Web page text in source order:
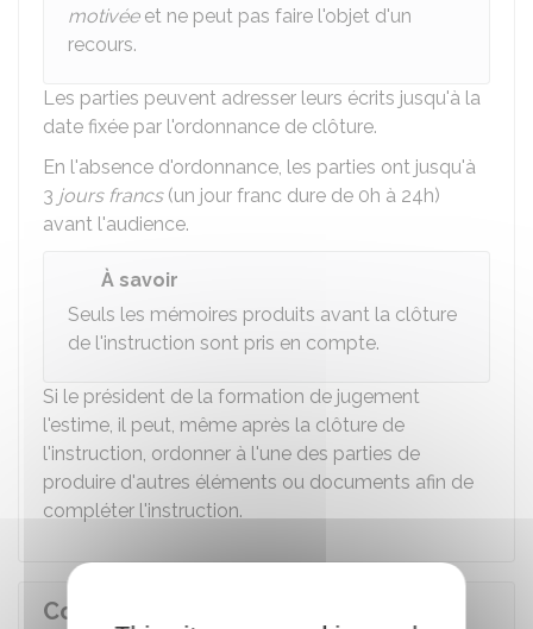
motivéeet ne peut pas faire l'objet d'un
recours.
Les parties peuvent adresser leurs écrits jusqu'à la
date fixée par l'ordonnance de clôture.
En l'absence d'ordonnance, les parties ont jusqu'à
3 jours francs(un jour franc dure de 0h à 24h)
avant l'audience.
À savoir
Seuls les mémoires produits avant la clôture
de l'instruction sont pris en compte.
Si le président de la formation de jugement
l'estime, il peut, même après la clôture de
l'instruction, ordonner à l'une des parties de
produire d'autres éléments ou documents afin de
compléter l'instruction.
Convocation à l'audience